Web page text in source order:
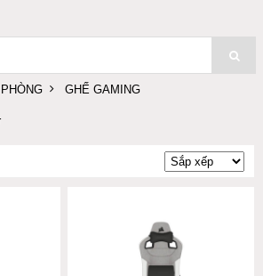
GHẾ GAMING